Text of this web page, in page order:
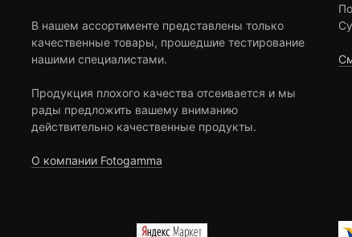
В нашем ассортименте представлены только
качественные товары, прошедшие тестирование
нашими специалистами.
Продукция плохого качества отсеивается и мы
рады предложить вашему вниманию
действительно качественные продукты.
О компании Fotogamma